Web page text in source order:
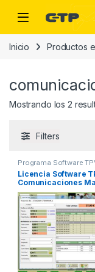
Saltar a la navegación
Saltar al contenido
Open
Inicio Productos
Mostrando los 2
Filters
Programa Software
Licencia Software
Comunicaciones
Central